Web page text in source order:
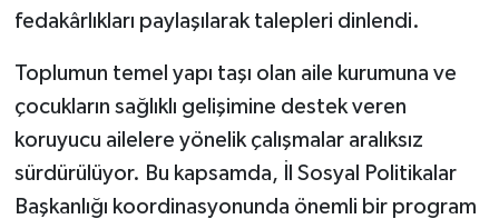
fedakârlıkları paylaşılarak talepleri dinlendi.
Toplumun temel yapı taşı olan aile kurumuna ve
çocukların sağlıklı gelişimine destek veren
koruyucu ailelere yönelik çalışmalar aralıksız
sürdürülüyor. Bu kapsamda, İl Sosyal Politikalar
Başkanlığı koordinasyonunda önemli bir program